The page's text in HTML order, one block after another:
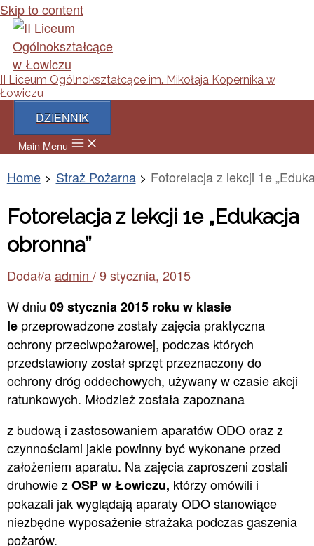
Skip to content
II Liceum Ogólnokształcące im. Mikołaja Kopernika w
Łowiczu
DZIENNIK
Main Menu
Home Straż Pożarna Fotorelacja z lekcji 1e
Fotorelacja z lekcji 1e „Edukacja
obronna”
Dodał/a admin /9 stycznia, 2015
W dniu 09 stycznia 2015 roku w klasie
Ie przeprowadzone zostały zajęcia praktyczna
ochrony przeciwpożarowej, podczas których
przedstawiony został sprzęt przeznaczony do
ochrony dróg oddechowych, używany w czasie akcji
ratunkowych. Młodzież została zapoznana
z budową i zastosowaniem aparatów ODO oraz z
czynnościami jakie powinny być wykonane przed
założeniem aparatu. Na zajęcia zaproszeni zostali
druhowie zOSP w Łowiczu, którzy omówili i
pokazali jak wyglądają aparaty ODO stanowiące
niezbędne wyposażenie strażaka podczas gaszenia
pożarów.